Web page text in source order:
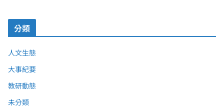
分類
人文生態
大事紀要
教研動態
未分類